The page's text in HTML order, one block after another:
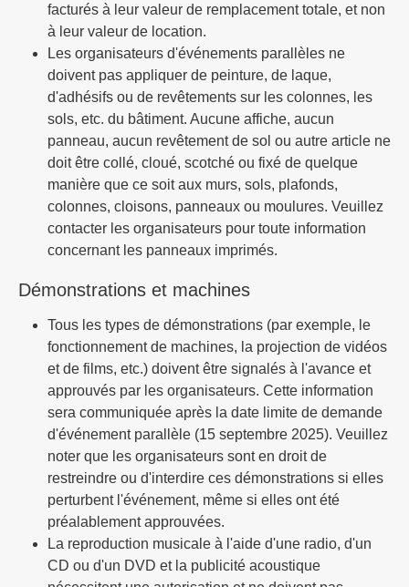
facturés à leur valeur de remplacement totale, et non
à leur valeur de location.
Les organisateurs d'événements parallèles ne
doivent pas appliquer de peinture, de laque,
d'adhésifs ou de revêtements sur les colonnes, les
sols, etc. du bâtiment. Aucune affiche, aucun
panneau, aucun revêtement de sol ou autre article ne
doit être collé, cloué, scotché ou fixé de quelque
manière que ce soit aux murs, sols, plafonds,
colonnes, cloisons, panneaux ou moulures. Veuillez
contacter les organisateurs pour toute information
concernant les panneaux imprimés.
Démonstrations et machines
Tous les types de démonstrations (par exemple, le
fonctionnement de machines, la projection de vidéos
et de films, etc.) doivent être signalés à l'avance et
approuvés par les organisateurs. Cette information
sera communiquée après la date limite de demande
d'événement parallèle (15 septembre 2025). Veuillez
noter que les organisateurs sont en droit de
restreindre ou d'interdire ces démonstrations si elles
perturbent l'événement, même si elles ont été
préalablement approuvées.
La reproduction musicale à l'aide d'une radio, d'un
CD ou d'un DVD et la publicité acoustique